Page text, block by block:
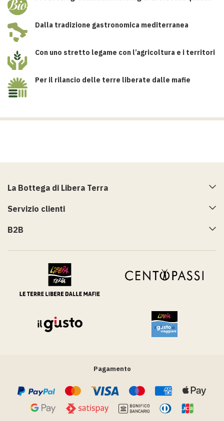
Dalla tradizione gastronomica mediterranea
Con uno stretto legame con l’agricoltura e i territori
Per il rilancio delle terre liberate dalle mafie
La Bottega di Libera Terra
Servizio clienti
B2B
Pagamento